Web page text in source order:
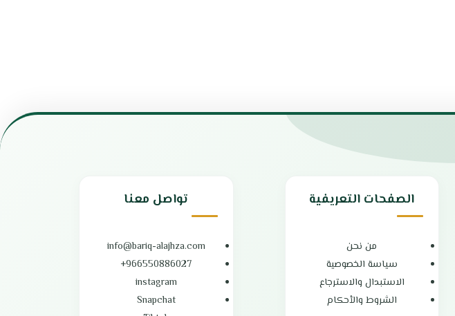
مفتاح للتحكم السهل في السرعة
الصفحات التعريفية
من نحن
سياسة الخصوصية
الاستبدال والاسترجاع
الشروط والأحكام
تواصل معنا
info@bariq-alajhza.com
966550886027+
instagram
Snapchat